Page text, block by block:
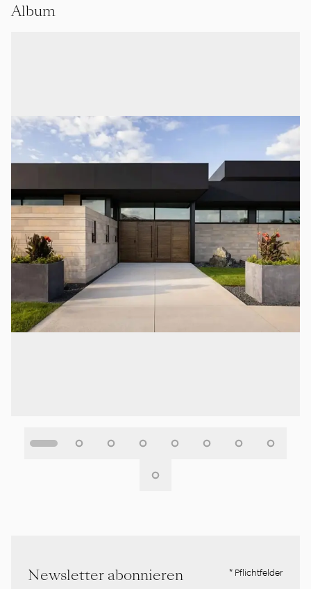
Album
Newsletter abonnieren * Pflichtfelder